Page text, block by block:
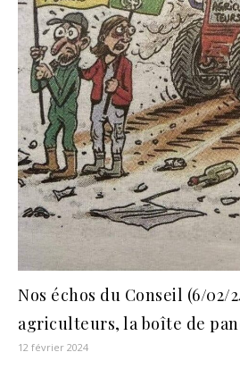
Nos échos du Conseil (6/02/
agriculteurs, la boîte de
12 février 2024